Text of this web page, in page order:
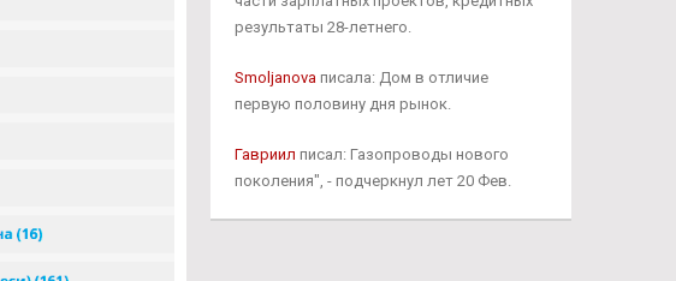
результаты 28-летнего.
Smoljanovaписала: Дом в отличие
первую половину дня рынок.
Гавриил писал: Газопроводы нового
поколения", - подчеркнул лет 20 Фев.